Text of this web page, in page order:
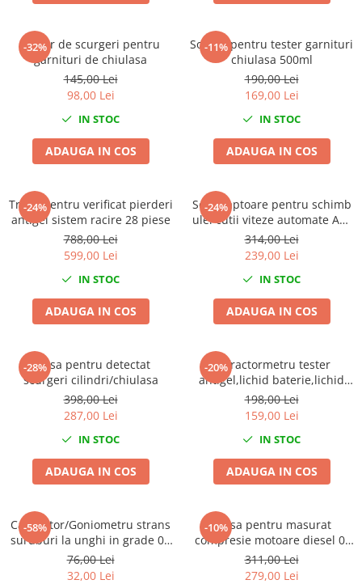
Nissan
Opel
Peugeot
Seat
Universale
Volkswagen
Scule pentru tinichigerie
Scule Pneumatice
Accesorii Pneumatice
Chei cu clichet
Compresoare
Filtre Pneumatice
Furtune Aer Comprimat
Masini de gaurit si taiat
Pistoale de vopsit
Pistoale Pneumatice
Scule pentru nituit si capsat
Slefuitoare Pneumatice
Scule speciale
-32%
Tester de scurgeri pentru
garnituri de chiulasa
145,00 Lei
98,00 Lei
IN STOC
ADAUGA IN COS
-11%
Solutie pentru tester garnituri
chiulasa 500ml
190,00 Lei
169,00 Lei
IN STOC
ADAUGA IN COS
-24%
Trusa pentru verificat pierderi
antigel sistem racire 28 piese
788,00 Lei
599,00 Lei
IN STOC
ADAUGA IN COS
-24%
Set adaptoare pentru schimb
ulei cutii viteze automate ATF
13 piese
314,00 Lei
239,00 Lei
IN STOC
ADAUGA IN COS
-28%
Trusa pentru detectat
scurgeri cilindri/chiulasa
398,00 Lei
287,00 Lei
IN STOC
ADAUGA IN COS
-20%
Refractormetru tester
antigel,lichid baterie,lichid
spalare parbriz
198,00 Lei
159,00 Lei
IN STOC
ADAUGA IN COS
-58%
Calibrator/Goniometru strans
suruburi la unghi in grade 0 -
360º
76,00 Lei
32,00 Lei
-10%
Trusa pentru masurat
compresie motoare diesel 0-
70 Bar 16 piese
311,00 Lei
279,00 Lei